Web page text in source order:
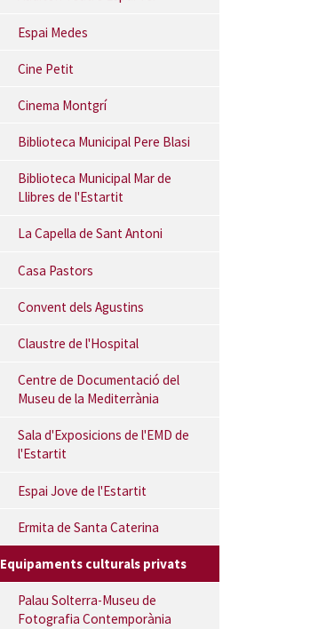
Espai Medes
Cine Petit
Cinema Montgrí
Biblioteca Municipal Pere Blasi
Biblioteca Municipal Mar de
Llibres de l'Estartit
La Capella de Sant Antoni
Casa Pastors
Convent dels Agustins
Claustre de l'Hospital
Centre de Documentació del
Museu de la Mediterrània
Sala d'Exposicions de l'EMD de
l'Estartit
Espai Jove de l'Estartit
Ermita de Santa Caterina
Equipaments culturals privats
Palau Solterra-Museu de
Fotografia Contemporània